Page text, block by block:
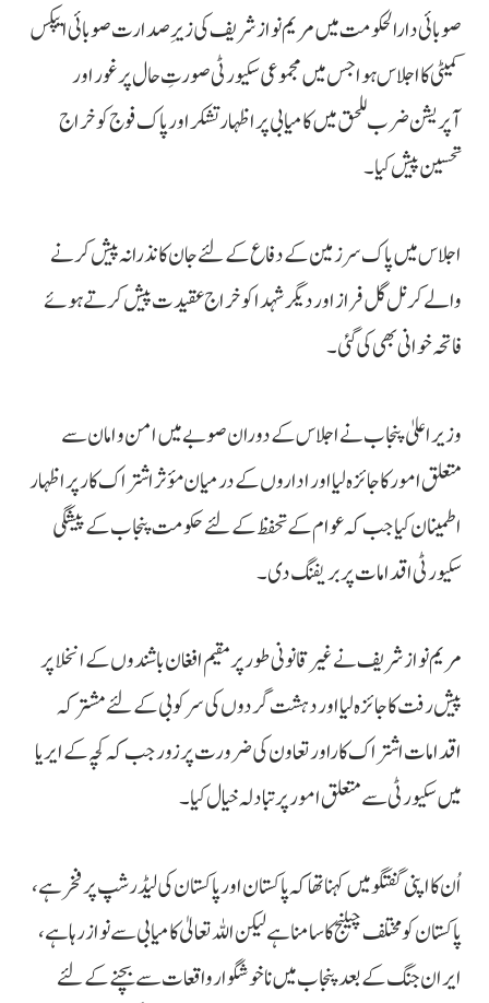
صوبائی دارالحکومت میں مریم نواز شریف کی زیرِ صدارت صوبائی ایپکس
کمیٹی کا اجلاس ہوا جس میں مجموعی سکیورٹی صورتِ حال پر غور اور
آپریشن ضرب للحق میں کامیابی پر اظہار تشکر اور پاک فوج کو خراج
تحسین پیش کیا۔
اجلاس میں پاک سرزمین کے دفاع کے لئے جان کا نذرانہ پیش کرنے
والے کرنل گل فراز اور دیگرشہدا کو خراج عقیدت پیش کرتے ہوئے
فاتحہ خوانی بھی کی گئی۔
وزیراعلیٰ پنجاب نے اجلاس کے دوران صوبے میں امن و امان سے
متعلق امور کا جائزہ لیا اور اداروں کے درمیان مؤثر اشتراک کار پر اظہار
اطمینان کیا جب کہ عوام کے تحفظ کے لئے حکومت پنجاب کے پیشگی
سکیورٹی اقدامات پر بریفنگ دی۔
مریم نواز شریف نے غیر قانونی طور پر مقیم افغان باشندوں کے انخلا پر
پیش رفت کا جائزہ لیا اور دہشت گردوں کی سرکوبی کے لئے مشترکہ
اقدامات اشتراک کاراور تعاون کی ضرورت پر زور جب کہ کچہ کے ایریا
میں سکیورٹی سے متعلق امور پر تبادلہ خیال کیا۔
اُن کا اپنی گفتگو میں کہنا تھا کہ پاکستان اور پاکستان کی لیڈرشپ پر فخر ہے،
پاکستان کو مختلف چیلنج کا سامنا ہے لیکن اللہ تعالیٰ کامیابی سے نواز رہا ہے،
ایران جنگ کے بعد پنجاب میں ناخوشگوار واقعات سے بچنے کے لئے